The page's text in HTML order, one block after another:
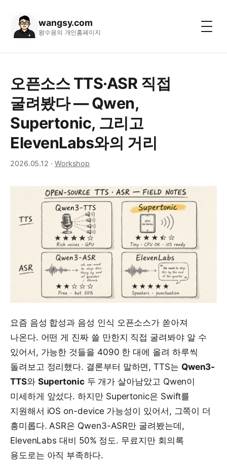
wangsy.com
왕수용의 개인홈페이지
오픈소스 TTS·ASR 직접
굴려봤다 — Qwen,
Supertonic, 그리고
ElevenLabs와의 거리
2026.05.12 · Workshop
요즘 음성 합성과 음성 인식 오픈소스가 쏟아져
나온다. 어떤 게 진짜 쓸 만한지 직접 굴려봐야 알 수
있어서, 가능한 것들을 4090 한 대에 올려 하루씩
돌려보고 정리했다. 결론부터 말하면, TTS는 Qwen3-
TTS와 Supertonic두 개가 살아남았고 Qwen이
미세하게 앞섰다. 하지만 Supertonic은 Swift를
지원해서 iOS on-device 가능성이 있어서, 그쪽이 더
흥미롭다. ASR은 Qwen3-ASR만 굴려봤는데,
ElevenLabs 대비 50% 정도. 무료지만 회의록
용도로는 아직 부족하다.